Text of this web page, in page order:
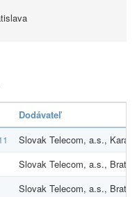
Dodávateľ
Slovak Telecom, a.s.,
Slovak Telecom, a.s.,
Slovak Telecom, a.s.,